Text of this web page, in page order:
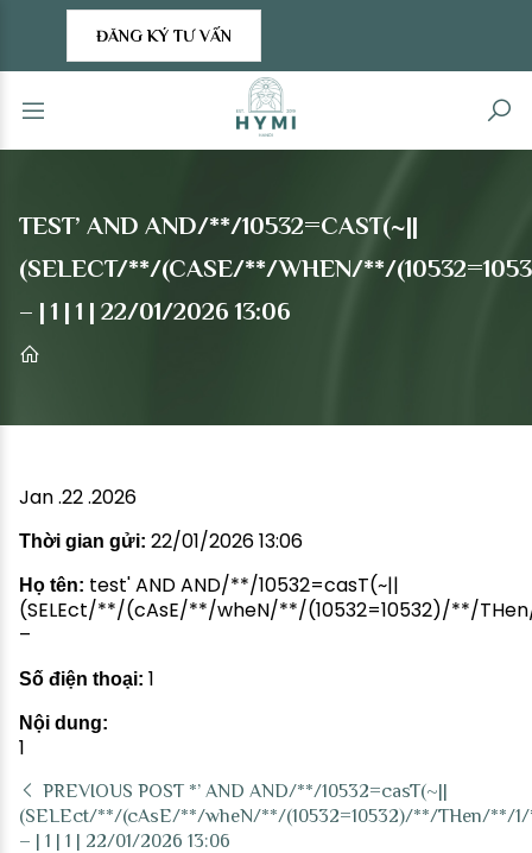
ĐĂNG KÝ TƯ VẤN
TEST’ AND AND/**/10532=CAST(~||
(SELECT/**/(CASE/**/WHEN/**/
– | 1 | 1 | 22/01/2026 13:06
Jan .22 .2026
Thời gian gửi: 22/01/2026 13:06
Họ tên: test' AND AND/**/10532=casT(~||
(SELEct/**/(cAsE/**/wheN/**/(10532=10532)/**/
–
Số điện thoại: 1
Nội dung:
1
PREVIOUS POST *’ AND AND/**/10532=casT(~||
(SELEct/**/(cAsE/**/wheN/**/(10532=10532)/**/THen/
– | 1 | 1 | 22/01/2026 13:06